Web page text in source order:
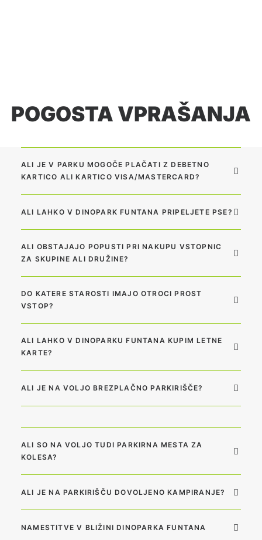
POGOSTA VPRAŠANJA
ALI JE V PARKU MOGOČE PLAČATI Z DEBETNO
KARTICO ALI KARTICO VISA/MASTERCARD?
ALI LAHKO V DINOPARK FUNTANA PRIPELJETE PSE?
ALI OBSTAJAJO POPUSTI PRI NAKUPU VSTOPNIC
ZA SKUPINE ALI DRUŽINE?
DO KATERE STAROSTI IMAJO OTROCI PROST
VSTOP?
ALI LAHKO V DINOPARKU FUNTANA KUPIM LETNE
KARTE?
ALI JE NA VOLJO BREZPLAČNO PARKIRIŠČE?
ALI SO NA VOLJO TUDI PARKIRNA MESTA ZA
KOLESA?
ALI JE NA PARKIRIŠČU DOVOLJENO KAMPIRANJE?
NAMESTITVE V BLIŽINI DINOPARKA FUNTANA